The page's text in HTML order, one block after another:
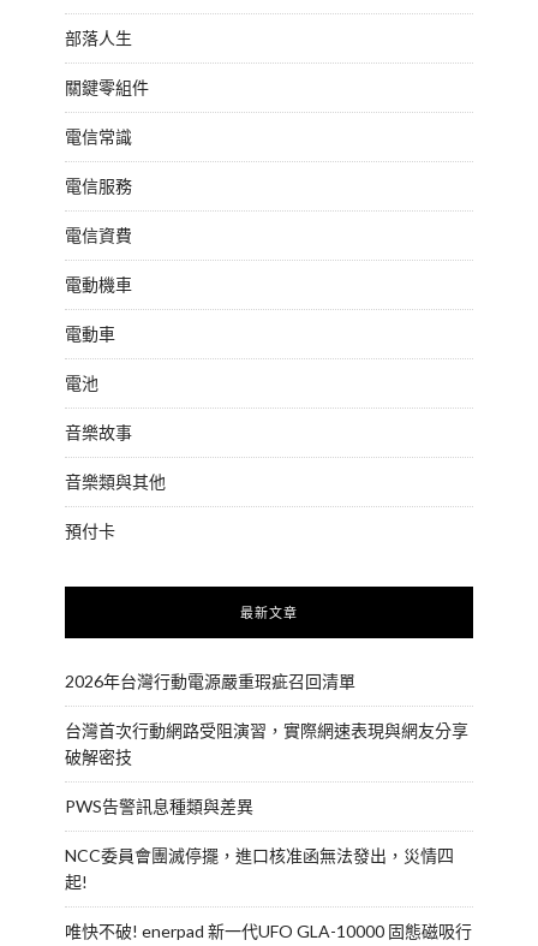
部落人生
關鍵零組件
電信常識
電信服務
電信資費
電動機車
電動車
電池
音樂故事
音樂類與其他
預付卡
最新文章
2026年台灣行動電源嚴重瑕疵召回清單
台灣首次行動網路受阻演習，實際網速表現與網友分享
破解密技
PWS告警訊息種類與差異
NCC委員會團滅停擺，進口核准函無法發出，災情四
起!
唯快不破! enerpad 新一代UFO GLA-10000 固態磁吸行